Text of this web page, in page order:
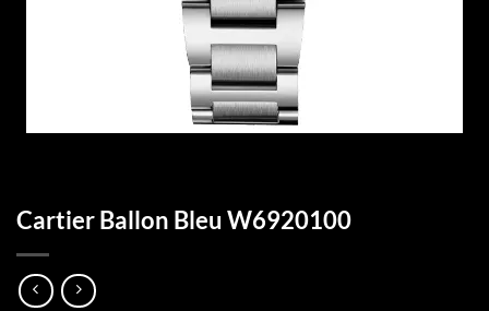
Cartier Ballon Bleu W6920100